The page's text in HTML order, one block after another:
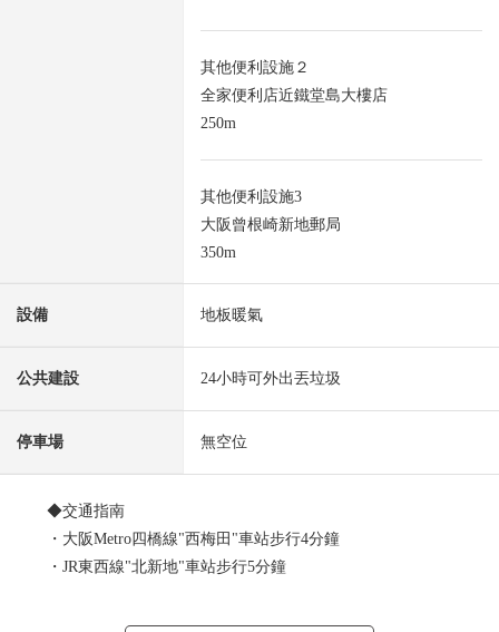
其他便利設施２
全家便利店近鐵堂島大樓店
250m
其他便利設施3
大阪曾根崎新地郵局
350m
設備 地板暖氣
公共建設 24小時可外出丟垃圾
停車場 無空位
◆交通指南
・大阪Metro四橋線"西梅田"車站步行4分鐘
・JR東西線"北新地"車站步行5分鐘